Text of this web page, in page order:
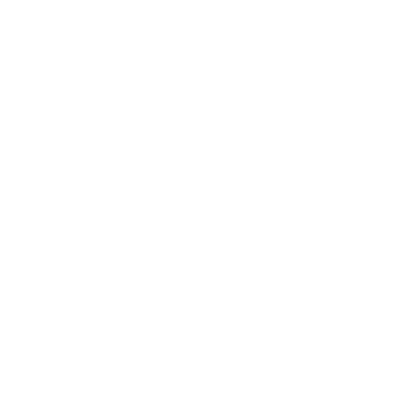
です。
ありません。
です。
ず変更すること